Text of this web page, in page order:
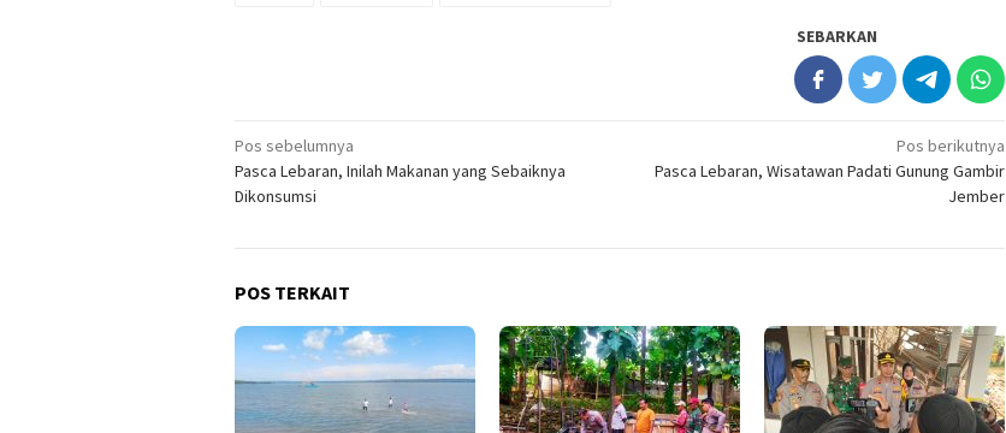
SEBARKAN
Navigasi
pos
Pos sebelumnya
Pasca Lebaran, Inilah Makanan yang Sebaiknya
Dikonsumsi
Pos berikutnya
Pasca Lebaran, Wisatawan Padati Gunung Gambir
Jember
POS TERKAIT